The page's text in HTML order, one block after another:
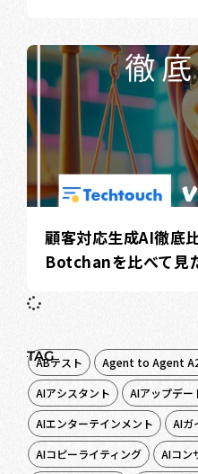
顧客対応生成AI徹底
Botchanを比べて見
TAG
ABテスト Agent to Agent
AIアシスタント
AIアップデー
AIエンターテインメント
AIガ
AIコピーライティング
AIコン